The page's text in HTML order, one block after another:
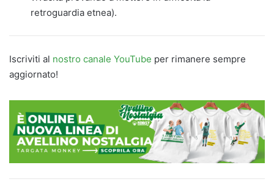
retroguardia etnea).
Iscriviti al nostro canale YouTube per rimanere sempre
aggiornato!